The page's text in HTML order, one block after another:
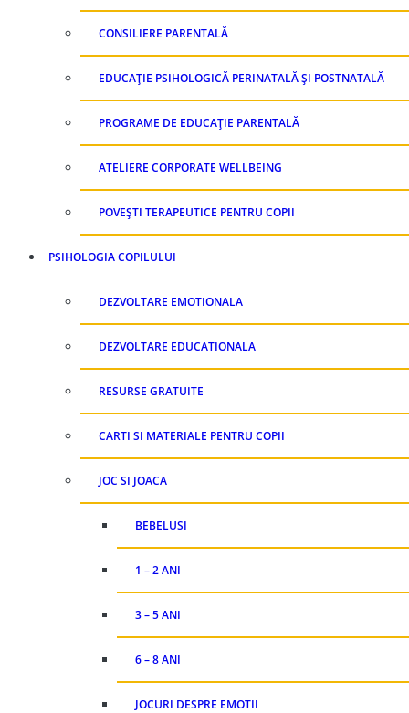
CONSILIERE PARENTALĂ
EDUCAȚIE PSIHOLOGICĂ PERINATALĂ ȘI POSTNATALĂ
PROGRAME DE EDUCAȚIE PARENTALĂ
ATELIERE CORPORATE WELLBEING
POVEȘTI TERAPEUTICE PENTRU COPII
PSIHOLOGIA COPILULUI
DEZVOLTARE EMOTIONALA
DEZVOLTARE EDUCATIONALA
RESURSE GRATUITE
CARTI SI MATERIALE PENTRU COPII
JOC SI JOACA
BEBELUSI
1 – 2 ANI
3 – 5 ANI
6 – 8 ANI
JOCURI DESPRE EMOTII